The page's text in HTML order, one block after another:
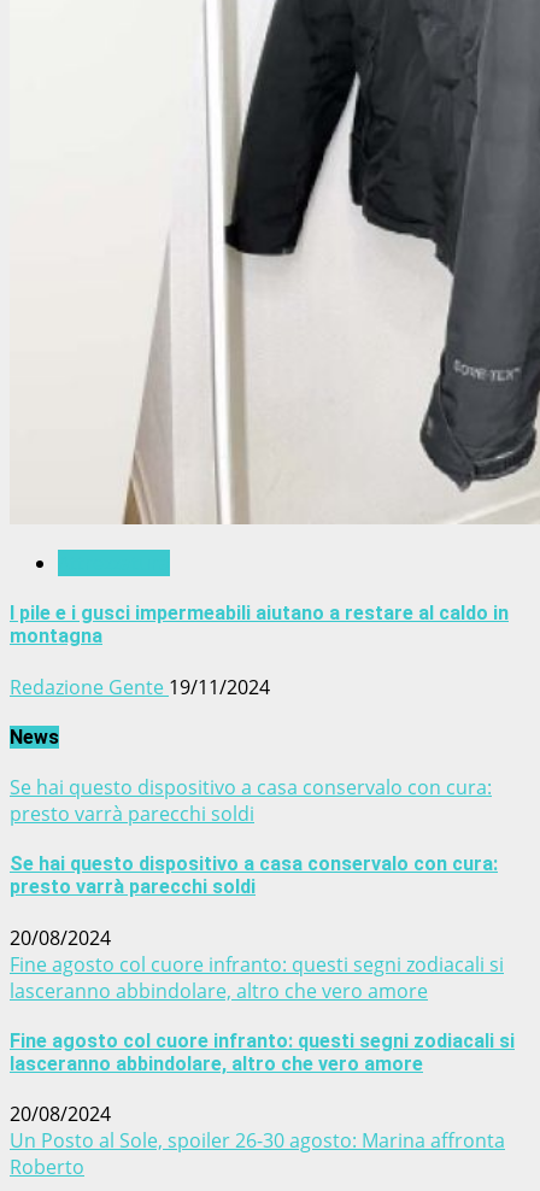
I pile e i gusci impermeabili aiutano a restare al caldo in
montagna
Redazione Gente 19/11/2024
News
Se hai questo dispositivo a casa conservalo con cura:
presto varrà parecchi soldi
Se hai questo dispositivo a casa conservalo con cura:
presto varrà parecchi soldi
20/08/2024
Fine agosto col cuore infranto: questi segni zodiacali si
lasceranno abbindolare, altro che vero amore
Fine agosto col cuore infranto: questi segni zodiacali si
lasceranno abbindolare, altro che vero amore
20/08/2024
Un Posto al Sole, spoiler 26-30 agosto: Marina affronta
Roberto